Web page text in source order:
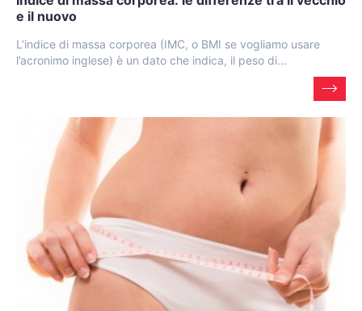
e il nuovo
L’indice di massa corporea (IMC, o BMI se vogliamo usare
l’acronimo inglese) è un dato che indica, il peso di...